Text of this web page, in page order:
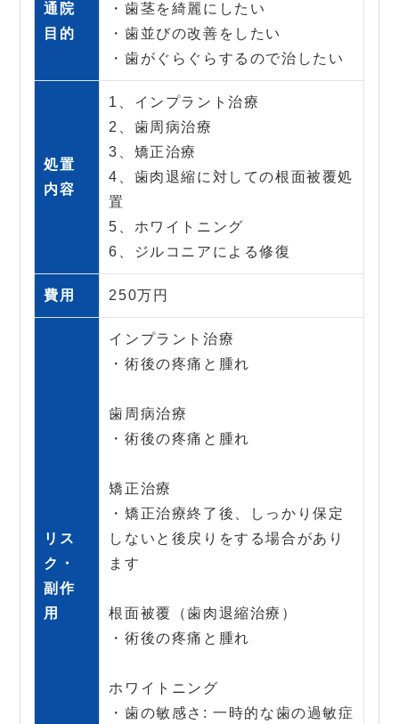
通院
目的
・歯茎を綺麗にしたい
・歯並びの改善をしたい
・歯がぐらぐらするので治したい
処置
内容
1、インプラント治療
2、歯周病治療
3、矯正治療
4、歯肉退縮に対しての根面被覆処
置
5、ホワイトニング
6、ジルコニアによる修復
費用 250万円
リス
ク・
副作
用
インプラント治療
・術後の疼痛と腫れ
歯周病治療
・術後の疼痛と腫れ
矯正治療
・矯正治療終了後、しっかり保定
しないと後戻りをする場合があり
ます
根面被覆（歯肉退縮治療）
・術後の疼痛と腫れ
ホワイトニング
・歯の敏感さ: 一時的な歯の過敏症